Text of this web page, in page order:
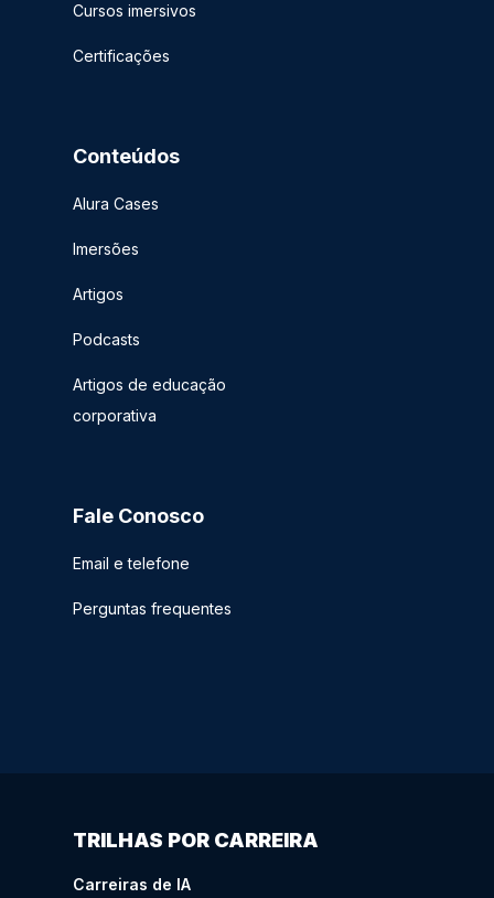
Cursos imersivos
Certificações
Conteúdos
Alura Cases
Imersões
Artigos
Podcasts
Artigos de educação
corporativa
Fale Conosco
Email e telefone
Perguntas frequentes
TRILHAS POR CARREIRA
Carreiras de IA